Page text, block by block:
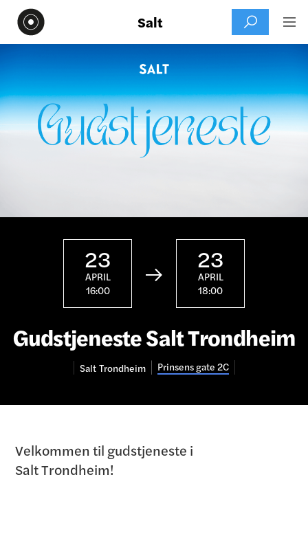
Salt  
23
APRIL
16:00

23
APRIL
18:00
Gudstjeneste Salt Trondheim
Salt Trondheim Prinsens gate 2C
Velkommen til gudstjeneste i
Salt Trondheim!